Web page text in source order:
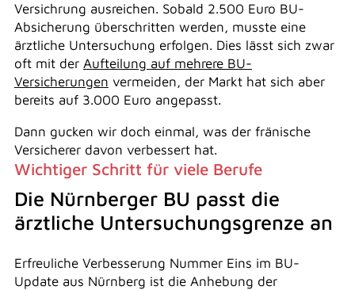
Versichrung ausreichen. Sobald 2.500 Euro BU-
Absicherung überschritten werden, musste eine
ärztliche Untersuchung erfolgen. Dies lässt sich zwar
oft mit der Aufteilung auf mehrere BU-
Versicherungen vermeiden, der Markt hat sich aber
bereits auf 3.000 Euro angepasst.
Dann gucken wir doch einmal, was der fränische
Versicherer davon verbessert hat.
Wichtiger Schritt für viele Berufe
Die Nürnberger BU passt die
ärztliche Untersuchungsgrenze an
Erfreuliche Verbesserung Nummer Eins im BU-
Update aus Nürnberg ist die Anhebung der